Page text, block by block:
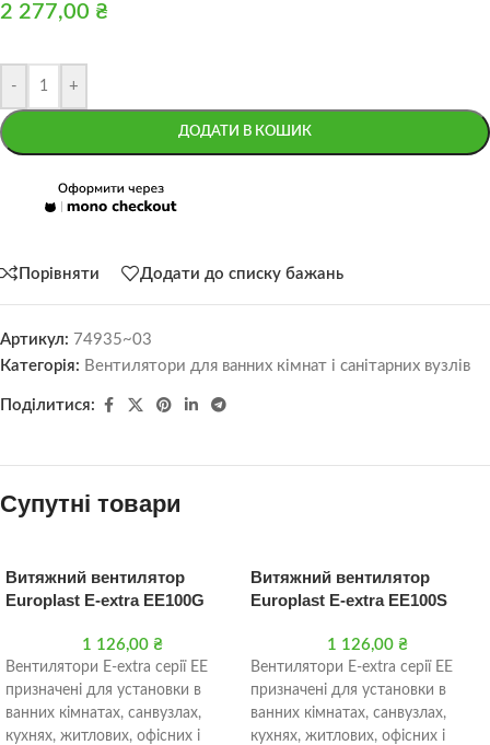
2 277,00 ₴
- +
ДОДАТИ В КОШИК
Порівняти Додати до списку бажань
Артикул: 74935~03
Категорія: Вентилятори для ванних кімнат і санітарних вузлів
Поділитися:
Супутні товари
Витяжний вентилятор
Europlast E-extra EE100G
1 126,00 ₴
Вентилятори Е-extra серії EE
призначені для установки в
ванних кімнатах, санвузлах,
кухнях, житлових, офісних і
Витяжний вентилятор
Europlast E-extra EE100S
1 126,00 ₴
Вентилятори Е-extra серії EE
призначені для установки в
ванних кімнатах, санвузлах,
кухнях, житлових, офісних і